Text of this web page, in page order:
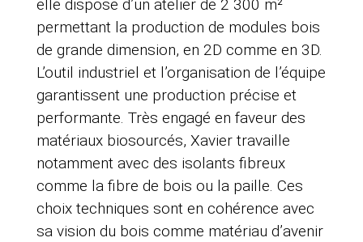
elle dispose d’un atelier de 2 300 m²
permettant la production de modules bois
de grande dimension, en 2D comme en 3D.
L’outil industriel et l’organisation de l’équipe
garantissent une production précise et
performante. Très engagé en faveur des
matériaux biosourcés, Xavier travaille
notamment avec des isolants fibreux
comme la fibre de bois ou la paille. Ces
choix techniques sont en cohérence avec
sa vision du bois comme matériau d’avenir